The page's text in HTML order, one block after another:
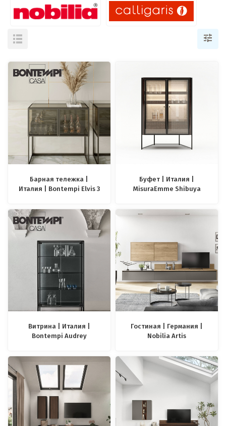
Барная тележка |
Италия | Bontempi Elvis 3
Буфет | Италия |
MisuraEmme Shibuya
Витрина | Италия |
Bontempi Audrey
Гостиная | Германия |
Nobilia Artis